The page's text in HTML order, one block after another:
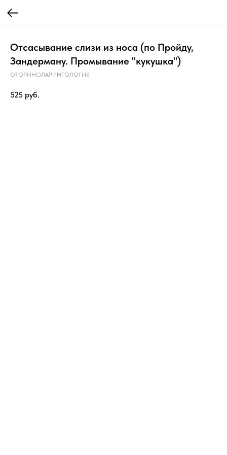
Отсасывание слизи из носа (по Пройду,
Зандерману. Промывание "кукушка")
ОТОРИНОЛАРИНГОЛОГИЯ
525 руб.